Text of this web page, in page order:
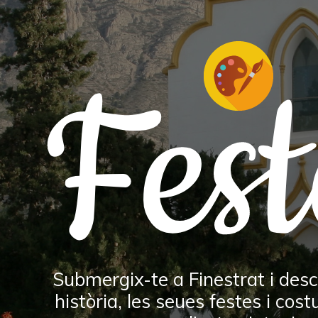
Por
3.0
Muy
64.
Submergix-te a Finestrat i
història, les seues festes i